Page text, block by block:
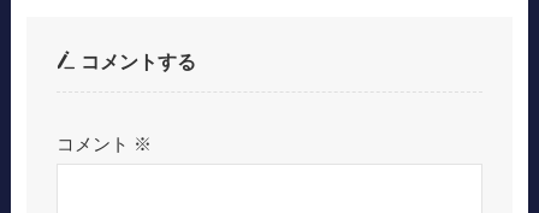
コメントする
コメント ※